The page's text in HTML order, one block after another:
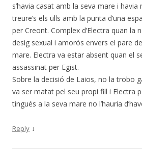
s’havia casat amb la seva mare i
treure’s els ulls amb la punta d’una
per Creont. Complex d’Electra quan la
desig sexual i amorós envers el pare
mare. Electra va estar absent quan el
assassinat per Egist.
Sobre la decisió de Laios, no la trobo
va ser matat pel seu propi fill i Electra
tingués a la seva mare no l’hauria
Reply ↓